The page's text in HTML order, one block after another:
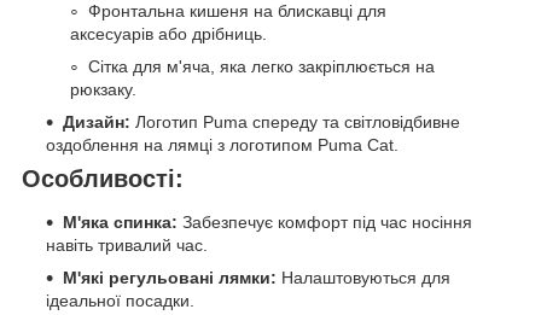
Фронтальна кишеня на блискавці для
аксесуарів або дрібниць.
Сітка для м'яча, яка легко закріплюється на
рюкзаку.
Дизайн: Логотип Puma спереду та світловідбивне
оздоблення на лямці з логотипом Puma Cat.
Особливості:
М'яка спинка: Забезпечує комфорт під час носіння
навіть тривалий час.
М'які регульовані лямки: Налаштовуються для
ідеальної посадки.